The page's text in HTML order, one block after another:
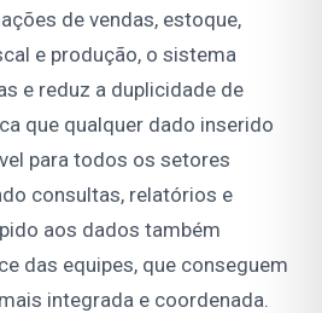
de vendas, estoque,
e produção, o sistema
e reduz a duplicidade de
que qualquer dado inserido
para todos os setores
consultas, relatórios e
aos dados também
das equipes, que conseguem
integrada e coordenada.